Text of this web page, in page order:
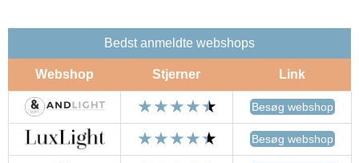
Bedst anmeldte webshops
Webshop Stjerner Link
Besøg webshop
Besøg webshop